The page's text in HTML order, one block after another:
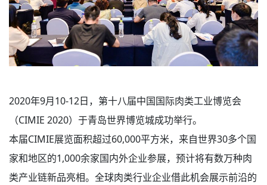
2020年9月10-12日，第十八届中国国际肉类工业博览会
（CIMIE 2020）于青岛世界博览城成功举行。
本届CIMIE展览面积超过60,000平方米，来自世界30多个国
家和地区的1,000余家国内外企业参展，预计将有数万种肉
类产业链新品亮相。全球肉类行业企业借此机会展示前沿的